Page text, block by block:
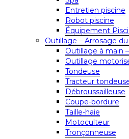
Entretien piscine
Robot piscine
Équipement
Outillage – Arrosage
Outillage à main
Outillage
Tondeuse
Tracteur
Débroussailleuse
Coupe-bordure
Taille-haie
Motoculteur
Tronçonneuse